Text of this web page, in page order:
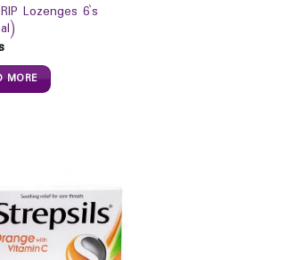
Lozenges 6`s
MORE